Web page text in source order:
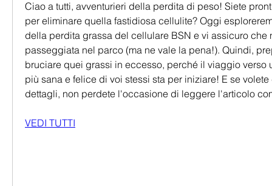
Ciao a tutti, avventurieri della perdita di peso! Siete
per eliminare quella fastidiosa cellulite? Oggi
della perdita grassa del cellulare BSN e vi assicuro che
passeggiata nel parco (ma ne vale la pena!). Quindi,
bruciare quei grassi in eccesso, perché il viaggio verso
più sana e felice di voi stessi sta per iniziare! E se
dettagli, non perdete l'occasione di leggere l'articolo
VEDI TUTTI